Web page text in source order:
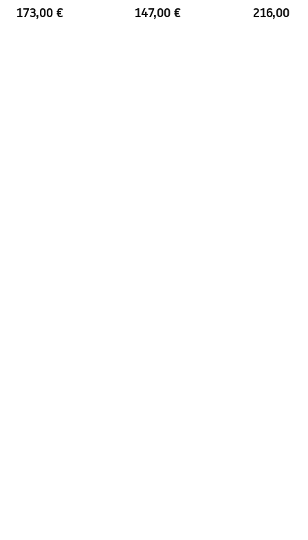
173,00 € 147,00 € 216,00 €